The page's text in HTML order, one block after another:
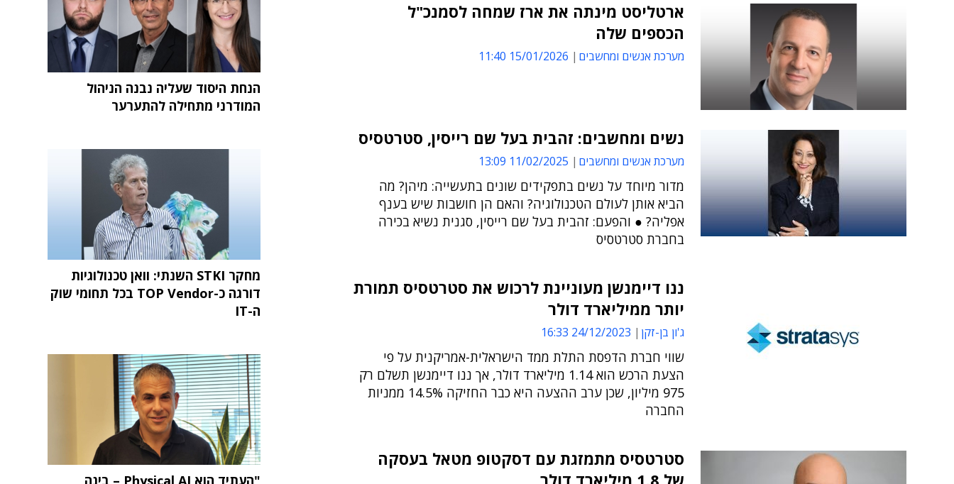
ארטליסט מינתה את ארז שמחה לסמנכ"ל
הכספים שלה
מערכת אנשים ומחשבים 15/01/2026 11:40
נשים ומחשבים: זהבית בעל שם רייסין, סטרטסיס
מערכת אנשים ומחשבים 11/02/2025 13:09
מדור מיוחד על נשים בתפקידים שונים בתעשייה: מיהן? מה
הביא אותן לעולם הטכנולוגיה? והאם הן חושבות שיש בענף
אפליה? ● והפעם: זהבית בעל שם רייסין, סגנית נשיא בכירה
בחברת סטרטסיס
ננו דיימנשן מעוניינת לרכוש את סטרטסיס תמורת
יותר ממיליארד דולר
ג'ון בן-זקן 24/12/2023 16:33
שווי חברת הדפסת התלת ממד הישראלית-אמריקנית על פי
הצעת הרכש הוא 1.14 מיליארד דולר, אך ננו דיימנשן תשלם רק
975 מיליון, שכן ערב ההצעה היא כבר החזיקה 14.5% ממניות
החברה
סטרטסיס מתמזגת עם דסקטופ מטאל בעסקה
של 1.8 מיליארד דולר
הנחת היסוד שעליה נבנה הניהול
המודרני מתחילה להתערער
מחקר STKI השנתי: וואן טכנולוגיות
דורגה כ-TOP Vendor בכל תחומי שוק
ה-IT
"העתיד הוא Physical AI – בינה